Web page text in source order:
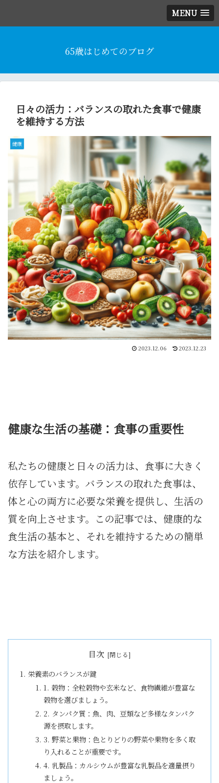
MENU
65歳はじめてのブログ
日々の活力：バランスの取れた食事で健康
を維持する方法
健康
2023.12.06 2023.12.23
健康な生活の基礎：食事の重要性
私たちの健康と日々の活力は、食事に大きく
依存しています。バランスの取れた食事は、
体と心の両方に必要な栄養を提供し、生活の
質を向上させます。この記事では、健康的な
食生活の基本と、それを維持するための簡単
な方法を紹介します。
目次
栄養素のバランスが鍵
1. 穀物：全粒穀物や玄米など、食物繊維が豊富な
穀物を選びましょう。
2. タンパク質：魚、肉、豆類など多様なタンパク
源を摂取します。
3. 野菜と果物：色とりどりの野菜や果物を多く取
り入れることが重要です。
4. 乳製品：カルシウムが豊富な乳製品を適量摂り
ましょう。